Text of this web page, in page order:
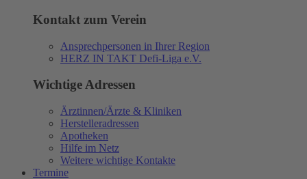
Kontakt zum Verein
Ansprechpersonen in Ihrer Region
HERZ IN TAKT Defi-Liga e.V.
Wichtige Adressen
Ärztinnen/Ärzte & Kliniken
Herstelleradressen
Apotheken
Hilfe im Netz
Weitere wichtige Kontakte
Termine